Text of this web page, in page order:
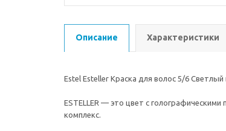
Описание Характеристики
Estel Esteller Краска для волос 5/6
ESTELLER — это цвет с
комплекс.